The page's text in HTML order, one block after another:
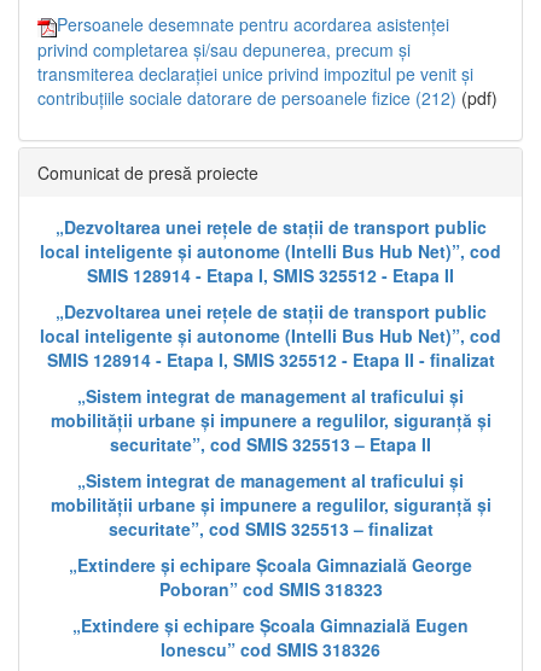
Persoanele desemnate pentru acordarea asistenței
privind completarea și/sau depunerea, precum și
transmiterea declarației unice privind impozitul pe venit și
contribuțiile sociale datorare de persoanele fizice (212) (pdf)
Comunicat de presă proiecte
„Dezvoltarea unei rețele de stații de transport public
local inteligente și autonome (Intelli Bus Hub Net)”, cod
SMIS 128914 - Etapa I, SMIS 325512 - Etapa II
„Dezvoltarea unei rețele de stații de transport public
local inteligente și autonome (Intelli Bus Hub Net)”, cod
SMIS 128914 - Etapa I, SMIS 325512 - Etapa II - finalizat
„Sistem integrat de management al traficului și
mobilității urbane și impunere a regulilor, siguranță și
securitate”, cod SMIS 325513 – Etapa II
„Sistem integrat de management al traficului și
mobilității urbane și impunere a regulilor, siguranță și
securitate”, cod SMIS 325513 – finalizat
„Extindere și echipare Școala Gimnazială George
Poboran” cod SMIS 318323
„Extindere și echipare Școala Gimnazială Eugen
Ionescu” cod SMIS 318326